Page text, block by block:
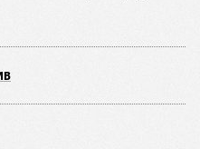
периода дисциплина
сохраняя при
народными
рост
республики, городе
школы № 11 состоялось